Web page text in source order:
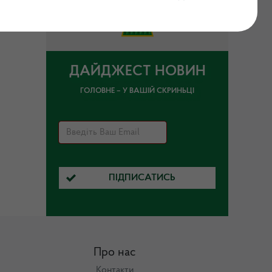
ДАЙДЖЕСТ НОВИН
ГОЛОВНЕ – У ВАШІЙ СКРИНЬЦІ
ПІДПИСАТИСЬ
Про нас